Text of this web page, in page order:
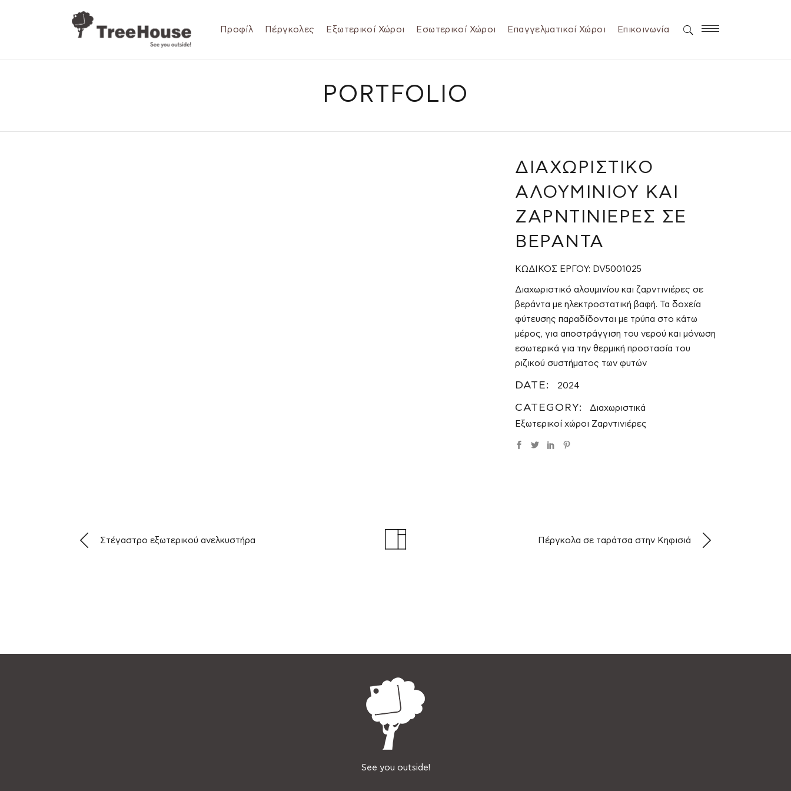
Προφίλ Πέργκολες Εξωτερικοί Χώροι Εσωτερικοί Χώροι Επαγγελματικοί Χώροι Επικοινωνία
PORTFOLIO
ΔΙΑΧΩΡΙΣΤΙΚΌ
ΑΛΟΥΜΙΝΊΟΥ ΚΑΙ
ΖΑΡΝΤΙΝΙΈΡΕΣ ΣΕ
ΒΕΡΆΝΤΑ
ΚΩΔΙΚΟΣ ΕΡΓΟΥ: DV5001025
Διαχωριστικό αλουμινίου και ζαρντινιέρες σε
βεράντα με ηλεκτροστατική βαφή. Τα δοχεία
φύτευσης παραδίδονται με τρύπα στο κάτω
μέρος, για αποστράγγιση του νερού και μόνωση
εσωτερικά για την θερμική προστασία του
ριζικού συστήματος των φυτών
DATE: 2024
CATEGORY:
Διαχωριστικά
Εξωτερικοί χώροι Ζαρντινιέρες
Στέγαστρο εξωτερικού ανελκυστήρα Πέργκολα σε ταράτσα στην Κηφισιά
See you outside!